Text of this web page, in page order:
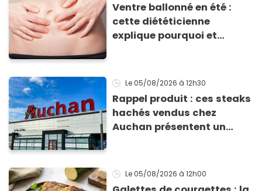
Ventre ballonné en été :
cette diététicienne
explique pourquoi et
Le 05/08/2026 à 12h30
Rappel produit : ces steaks
hachés vendus chez
Auchan présentent un
Le 05/08/2026 à 12h00